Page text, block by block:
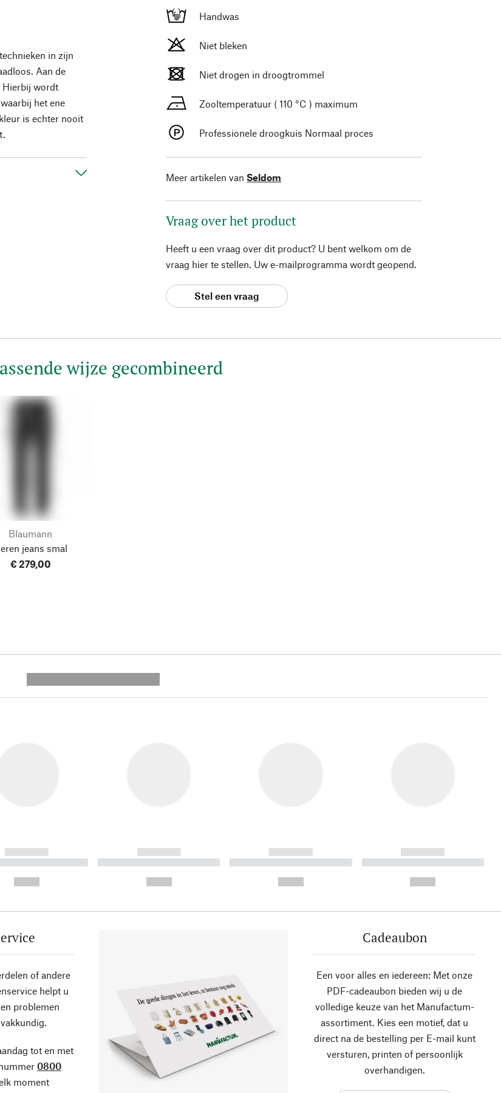
in zijn
Aan de
Hierbij wordt
het ene
is echter nooit
Handwas
Niet bleken
Niet drogen in droogtrommel
Zooltemperatuur ( 110 °C ) maximum
Professionele droogkuis Normaal proces
Meer artikelen van Seldom
Vraag over het product
Heeft u een vraag over dit product? U bent welkom om de
vraag hier te stellen. Uw e-mailprogramma wordt geopend.
Stel een vraag
wijze gecombineerd
Blaumann
jeans smal
€ 279,00
------------
----------- ----------
------------
----------- ----------- ----------
------------
----------- ----------- ----------
------------
----------- ----------- ----------
of andere
helpt u
problemen
tot en met
0800
moment
Cadeaubon
Een voor alles en iedereen: Met onze
PDF-cadeaubon bieden wij u de
volledige keuze van het Manufactum-
assortiment. Kies een motief, dat u
direct na de bestelling per E-mail kunt
versturen, printen of persoonlijk
overhandigen.